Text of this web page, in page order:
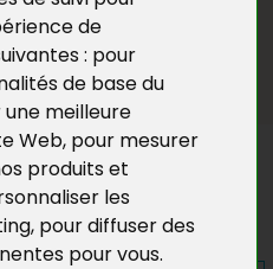
de
: pour
de base du
meilleure
Web, pour mesurer
produits et
les
, pour diffuser des
pour vous.
Plateau